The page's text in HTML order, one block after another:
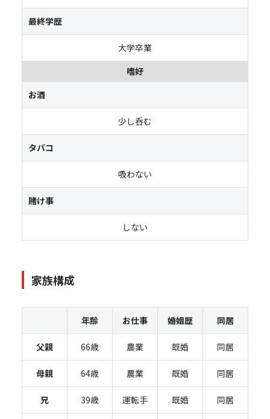
最終学歴
大学卒業
嗜好
お酒
少し呑む
タバコ
吸わない
賭け事
しない
家族構成
年齢 お仕事 婚姻歴 同居
父親 66歳 農業 既婚 同居
母親 64歳 農業 既婚 同居
兄 39歳 運転手 既婚 同居